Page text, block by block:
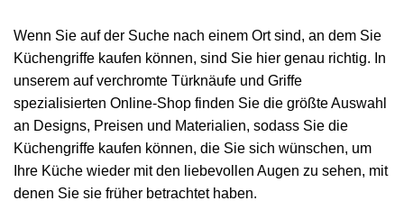
Wenn Sie auf der Suche nach einem Ort sind, an dem Sie
Küchengriffe kaufen können, sind Sie hier genau richtig. In
unserem auf verchromte Türknäufe und Griffe
spezialisierten Online-Shop finden Sie die größte Auswahl
an Designs, Preisen und Materialien, sodass Sie die
Küchengriffe kaufen können, die Sie sich wünschen, um
Ihre Küche wieder mit den liebevollen Augen zu sehen, mit
denen Sie sie früher betrachtet haben.